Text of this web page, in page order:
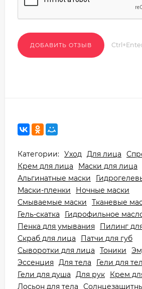
Категории: Уход Для лица
Крем для лица
Маски для лица
Альгинатные маски
Маски-пленки
Ночные маски
Смываемые маски
Тканевые
Гель-скатка
Гидрофильное
Пенка для умывания
Пилинг
Скраб для лица
Патчи для губ
Сыворотки для лица
Тоники
Эссенция
Для тела
Гели для
Гели для душа
Для рук
Крем
Лосьон для тела